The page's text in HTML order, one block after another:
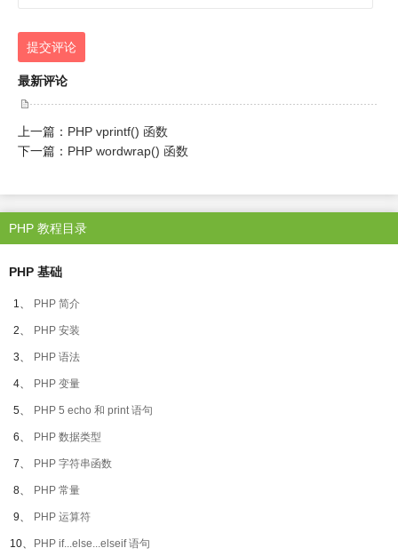
提交评论
最新评论
上一篇： PHP vprintf() 函数
下一篇： PHP wordwrap() 函数
PHP 教程目录
PHP 基础
1、 PHP 简介
2、 PHP 安装
3、 PHP 语法
4、 PHP 变量
5、 PHP 5 echo 和 print 语句
6、 PHP 数据类型
7、 PHP 字符串函数
8、 PHP 常量
9、 PHP 运算符
10、 PHP if...else...elseif 语句